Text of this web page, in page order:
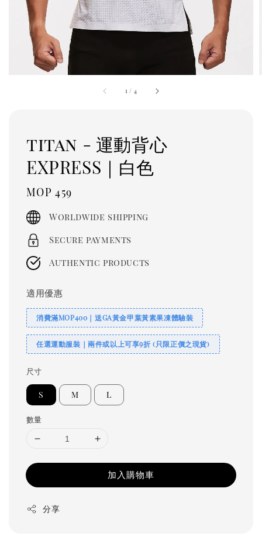
1 / 4
titan - 運動背心
EXPRESS｜白色
Regular
price
MOP 459
Worldwide shipping
Secure payments
Authentic products
適用優惠
消費滿MOP400｜送GA黃金甲葉黃素果凍體驗裝
任選運動服裝｜兩件或以上可享9折 (只限正價之現貨)
尺寸
S M L
數量
加入購物車
分享